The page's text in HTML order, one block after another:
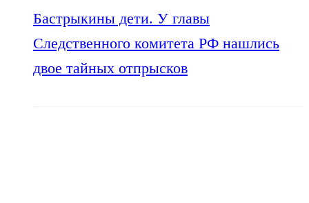
Бастрыкины дети. У главы
Следственного комитета РФ нашлись
двое тайных отпрысков